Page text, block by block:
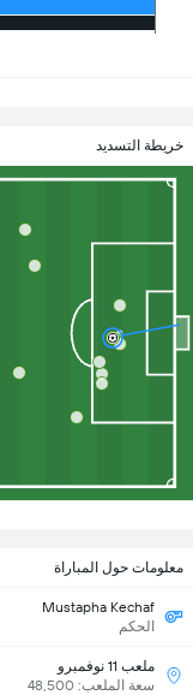
خريطة التسديد
معلومات حول المباراة
Mustapha Kechaf
الحكم
ملعب 11 نوفمبرو
سعة الملعب: 48,500